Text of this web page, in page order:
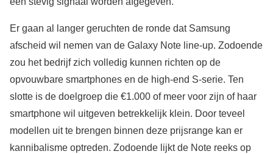
Er gaan al langer geruchten de ronde dat Samsung
afscheid wil nemen van de Galaxy Note line-up. Zodoende
zou het bedrijf zich volledig kunnen richten op de
opvouwbare smartphones en de high-end S-serie. Ten
slotte is de doelgroep die €1.000 of meer voor zijn of haar
smartphone wil uitgeven betrekkelijk klein. Door teveel
modellen uit te brengen binnen deze prijsrange kan er
kannibalisme optreden. Zodoende lijkt de Note reeks op